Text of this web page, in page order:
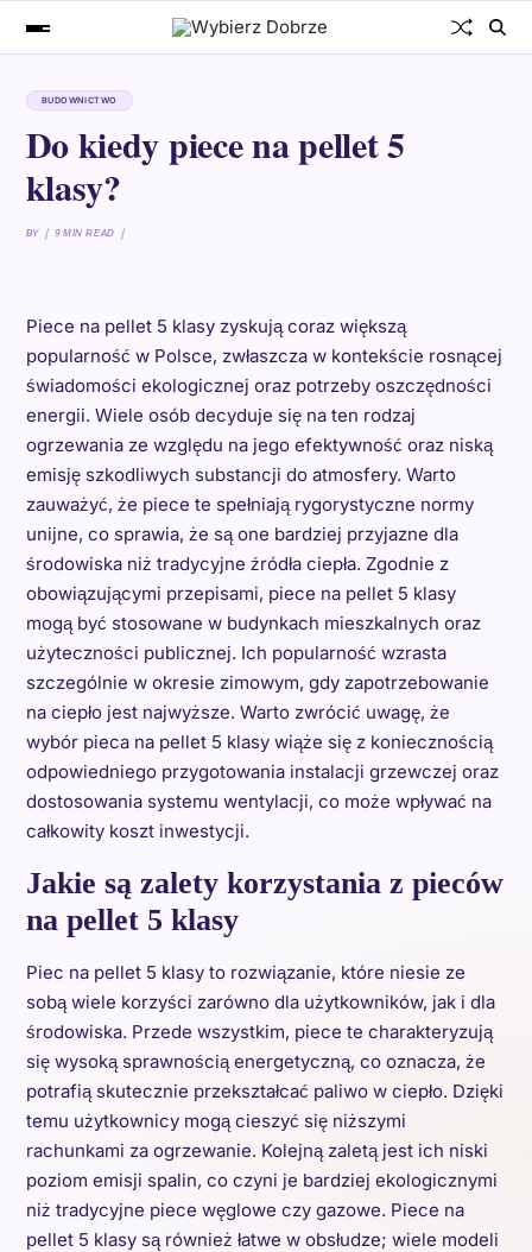
BUDOWNICTWO
Do kiedy piece na pellet 5
klasy?
BY 9 MIN READ
Piece na pellet 5 klasy zyskują coraz większą
popularność w Polsce, zwłaszcza w kontekście rosnącej
świadomości ekologicznej oraz potrzeby oszczędności
energii. Wiele osób decyduje się na ten rodzaj
ogrzewania ze względu na jego efektywność oraz niską
emisję szkodliwych substancji do atmosfery. Warto
zauważyć, że piece te spełniają rygorystyczne normy
unijne, co sprawia, że są one bardziej przyjazne dla
środowiska niż tradycyjne źródła ciepła. Zgodnie z
obowiązującymi przepisami, piece na pellet 5 klasy
mogą być stosowane w budynkach mieszkalnych oraz
użyteczności publicznej. Ich popularność wzrasta
szczególnie w okresie zimowym, gdy zapotrzebowanie
na ciepło jest najwyższe. Warto zwrócić uwagę, że
wybór pieca na pellet 5 klasy wiąże się z koniecznością
odpowiedniego przygotowania instalacji grzewczej oraz
dostosowania systemu wentylacji, co może wpływać na
całkowity koszt inwestycji.
Jakie są zalety korzystania z pieców
na pellet 5 klasy
Piec na pellet 5 klasy to rozwiązanie, które niesie ze
sobą wiele korzyści zarówno dla użytkowników, jak i dla
środowiska. Przede wszystkim, piece te charakteryzują
się wysoką sprawnością energetyczną, co oznacza, że
potrafią skutecznie przekształcać paliwo w ciepło. Dzięki
temu użytkownicy mogą cieszyć się niższymi
rachunkami za ogrzewanie. Kolejną zaletą jest ich niski
poziom emisji spalin, co czyni je bardziej ekologicznymi
niż tradycyjne piece węglowe czy gazowe. Piece na
pellet 5 klasy są również łatwe w obsłudze; wiele modeli